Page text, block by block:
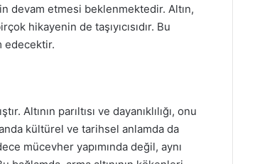
devam etmesi beklenmektedir. Altın,
hikayenin de taşıyıcısıdır. Bu
edecektir.
Altının parıltısı ve dayanıklılığı, onu
kültürel ve tarihsel anlamda da
mücevher yapımında değil, aynı